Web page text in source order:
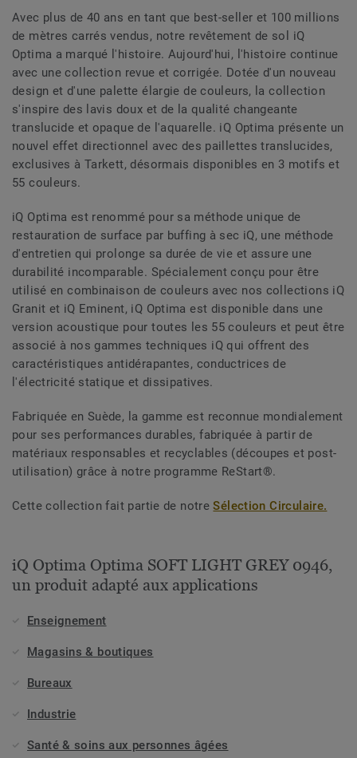
Avec plus de 40 ans en tant que best-seller et 100 millions
de mètres carrés vendus, notre revêtement de sol iQ
Optima a marqué l'histoire. Aujourd'hui, l'histoire continue
avec une collection revue et corrigée. Dotée d'un nouveau
design et d'une palette élargie de couleurs, la collection
s'inspire des lavis doux et de la qualité changeante
translucide et opaque de l'aquarelle. iQ Optima présente un
nouvel effet directionnel avec des paillettes translucides,
exclusives à Tarkett, désormais disponibles en 3 motifs et
55 couleurs.
iQ Optima est renommé pour sa méthode unique de
restauration de surface par buffing à sec iQ, une méthode
d'entretien qui prolonge sa durée de vie et assure une
durabilité incomparable. Spécialement conçu pour être
utilisé en combinaison de couleurs avec nos collections iQ
Granit et iQ Eminent, iQ Optima est disponible dans une
version acoustique pour toutes les 55 couleurs et peut être
associé à nos gammes techniques iQ qui offrent des
caractéristiques antidérapantes, conductrices de
l'électricité statique et dissipatives.
Fabriquée en Suède, la gamme est reconnue mondialement
pour ses performances durables, fabriquée à partir de
matériaux responsables et recyclables (découpes et post-
utilisation) grâce à notre programme ReStart®.
Cette collection fait partie de notreSélection Circulaire.
iQ Optima Optima SOFT LIGHT GREY 0946,
un produit adapté aux applications
Enseignement
Magasins & boutiques
Bureaux
Industrie
Santé & soins aux personnes âgées